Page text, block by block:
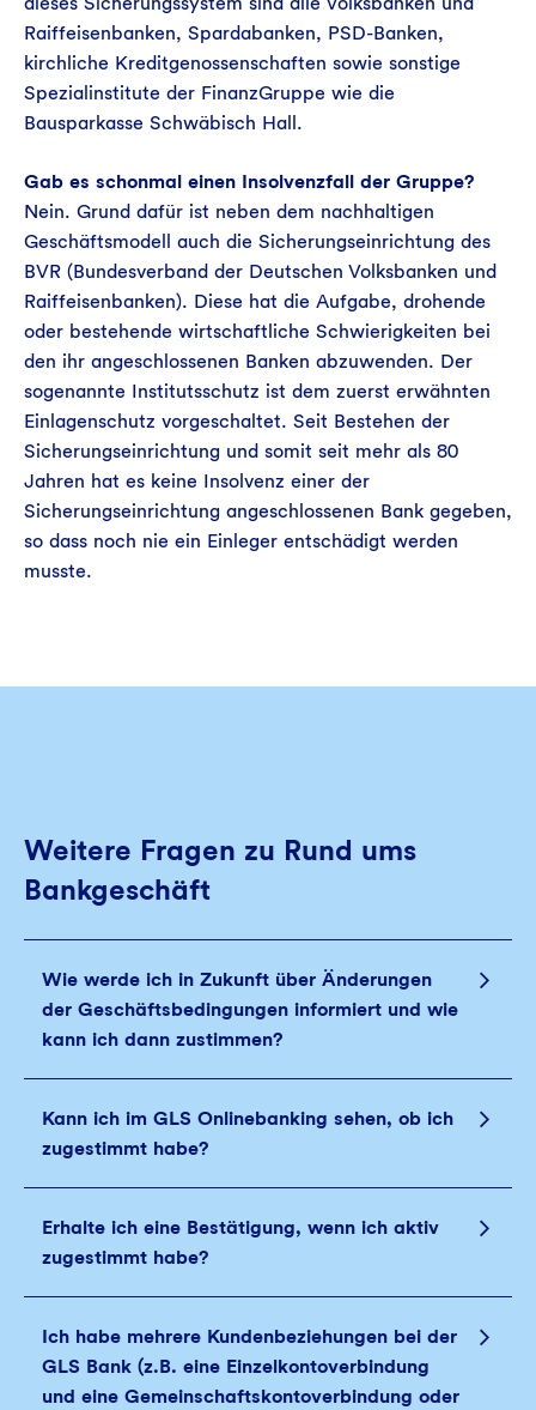
Raiffeisenbanken, Spardabanken, PSD-Banken,
kirchliche Kreditgenossenschaften sowie sonstige
Spezialinstitute der FinanzGruppe wie die
Bausparkasse Schwäbisch Hall.
Gab es schonmal einen Insolvenzfall der Gruppe?
Nein. Grund dafür ist neben dem nachhaltigen
Geschäftsmodell auch die Sicherungseinrichtung des
BVR (Bundesverband der Deutschen Volksbanken und
Raiffeisenbanken). Diese hat die Aufgabe, drohende
oder bestehende wirtschaftliche Schwierigkeiten bei
den ihr angeschlossenen Banken abzuwenden. Der
sogenannte Institutsschutz ist dem zuerst erwähnten
Einlagenschutz vorgeschaltet. Seit Bestehen der
Sicherungseinrichtung und somit seit mehr als 80
Jahren hat es keine Insolvenz einer der
Sicherungseinrichtung angeschlossenen Bank gegeben,
so dass noch nie ein Einleger entschädigt werden
musste.
Weitere Fragen zu Rund ums
Bankgeschäft
Wie werde ich in Zukunft über Änderungen
der Geschäftsbedingungen informiert und wie
kann ich dann zustimmen?
Kann ich im GLS Onlinebanking sehen, ob ich
zugestimmt habe?
Erhalte ich eine Bestätigung, wenn ich aktiv
zugestimmt habe?
Ich habe mehrere Kundenbeziehungen bei der
GLS Bank (z.B. eine Einzelkontoverbindung
und eine Gemeinschaftskontoverbindung oder